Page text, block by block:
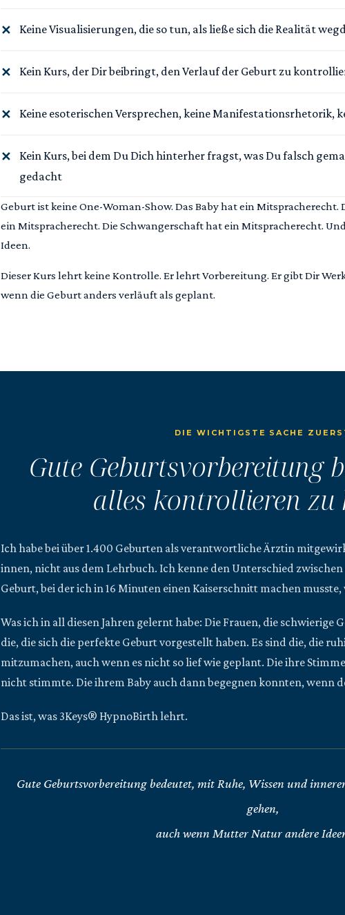
✕ Keine Visualisierungen, die so tun, als ließe sich die Realität
✕ Kein Kurs, der Dir beibringt, den Verlauf der Geburt zu
✕ Keine esoterischen Versprechen, keine Manifestationsrhetorik,
✕
Kein Kurs, bei dem Du Dich hinterher fragst, was Du falsch
gedacht
Geburt ist keine One-Woman-Show. Das Baby hat ein
ein Mitspracherecht. Die Schwangerschaft hat ein Mitspracherecht.
Ideen.
Dieser Kurs lehrt keine Kontrolle. Er lehrt Vorbereitung. Er gibt Dir
wenn die Geburt anders verläuft als geplant.
DIE WICHTIGSTE SACHE
Gute Geburtsvorbereitung
alles kontrollieren zu
Ich habe bei über 1.400 Geburten als verantwortliche Ärztin
innen, nicht aus dem Lehrbuch. Ich kenne den Unterschied
Geburt, bei der ich in 16 Minuten einen Kaiserschnitt machen
Was ich in all diesen Jahren gelernt habe: Die Frauen, die schwierige
die, die sich die perfekte Geburt vorgestellt haben. Es sind die, die
mitzumachen, auch wenn es nicht so lief wie geplant. Die ihre
nicht stimmte. Die ihrem Baby auch dann begegnen konnten, wenn
Das ist, was 3Keys® HypnoBirth lehrt.
Gute Geburtsvorbereitung bedeutet, mit Ruhe, Wissen und
gehen,
auch wenn Mutter Natur andere